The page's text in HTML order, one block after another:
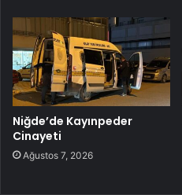
Niğde’de Kayınpeder
Cinayeti
Ağustos 7, 2026